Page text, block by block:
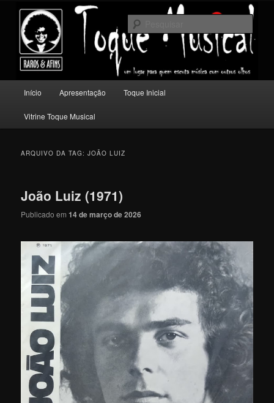
conteúdo
principal
conteúdo
secundário
Toque Musical
Um lugar para quem escuta música com outros olhos.
principal
Início Apresentação Toque Inicial
Vitrine Toque Musical
ARQUIVO DA TAG:JOÃO LUIZ
João Luiz (1971)
Publicado em14 de março de 2026